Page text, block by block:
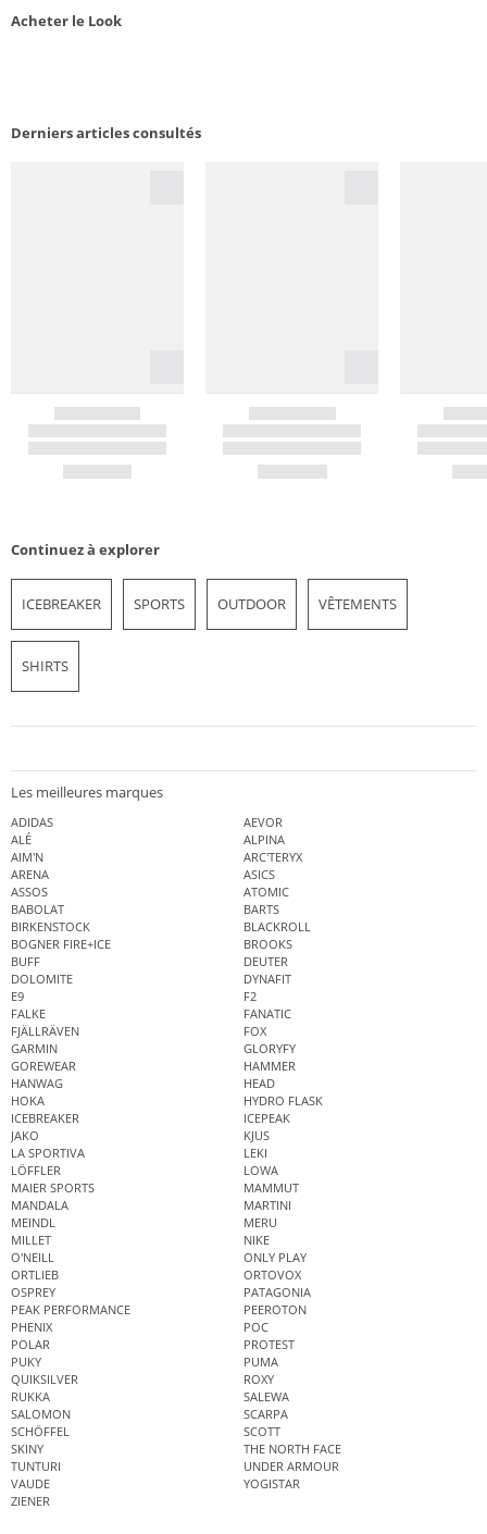
Acheter le Look
Derniers articles consultés
Continuez à explorer
ICEBREAKER SPORTS OUTDOOR VÊTEMENTS
SHIRTS
Les meilleures marques
ADIDAS
AEVOR
ALÉ
ALPINA
AIM'N
ARC'TERYX
ARENA
ASICS
ASSOS
ATOMIC
BABOLAT
BARTS
BIRKENSTOCK
BLACKROLL
BOGNER FIRE+ICE
BROOKS
BUFF
DEUTER
DOLOMITE
DYNAFIT
E9
F2
FALKE
FANATIC
FJÄLLRÄVEN
FOX
GARMIN
GLORYFY
GOREWEAR
HAMMER
HANWAG
HEAD
HOKA
HYDRO FLASK
ICEBREAKER
ICEPEAK
JAKO
KJUS
LA SPORTIVA
LEKI
LÖFFLER
LOWA
MAIER SPORTS
MAMMUT
MANDALA
MARTINI
MEINDL
MERU
MILLET
NIKE
O'NEILL
ONLY PLAY
ORTLIEB
ORTOVOX
OSPREY
PATAGONIA
PEAK PERFORMANCE
PEEROTON
PHENIX
POC
POLAR
PROTEST
PUKY
PUMA
QUIKSILVER
ROXY
RUKKA
SALEWA
SALOMON
SCARPA
SCHÖFFEL
SCOTT
SKINY
THE NORTH FACE
TUNTURI
UNDER ARMOUR
VAUDE
YOGISTAR
ZIENER